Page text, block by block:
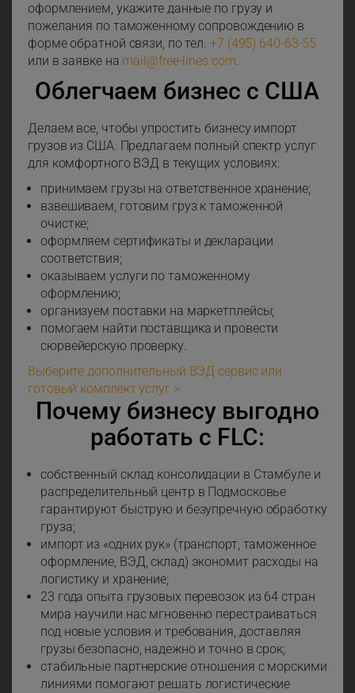
оформлением, укажите данные по грузу и
пожелания по таможенному сопровождению в
форме обратной связи, по тел. +7 (495) 640-63-55
или в заявке на mail@free-lines.com.
Облегчаем бизнес с США
Делаем все, чтобы упростить бизнесу импорт
грузов из США. Предлагаем полный спектр услуг
для комфортного ВЭД в текущих условиях:
принимаем грузы на ответственное хранение;
взвешиваем, готовим груз к таможенной
очистке;
оформляем сертификаты и декларации
соответствия;
оказываем услуги по таможенному
оформлению;
организуем поставки на маркетплейсы;
помогаем найти поставщика и провести
сюрвейерскую проверку.
Выберите дополнительный ВЭД сервис или
готовый комплект услуг >
Почему бизнесу выгодно
работать с FLC:
собственный склад консолидации в Стамбуле и
распределительный центр в Подмосковье
гарантируют быструю и безупречную обработку
груза;
импорт из «одних рук» (транспорт, таможенное
оформление, ВЭД, склад) экономит расходы на
логистику и хранение;
23 года опыта грузовых перевозок из 64 стран
мира научили нас мгновенно перестраиваться
под новые условия и требования, доставляя
грузы безопасно, надежно и точно в срок;
стабильные партнерские отношения с морскими
линиями помогают решать логистические